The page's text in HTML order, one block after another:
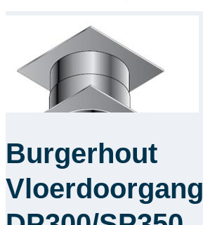
Burgerhout
Vloerdoorgang